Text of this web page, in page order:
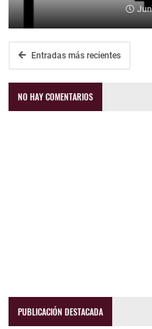
Entradas más recientes
NO HAY COMENTARIOS
PUBLICACIÓN DESTACADA